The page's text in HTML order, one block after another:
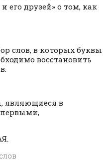
друзей» о том, как
слов, в которых буквы
восстановить
являющиеся в
первыми,